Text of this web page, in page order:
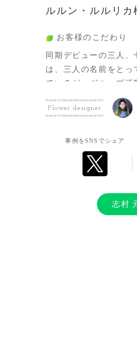
ルルン・ルルリ
お客様のこだわり
同期デビューの三人
は、三人の名前をと
ているが、グループ活
期デビューというそ
がよく、集まるといつ
をとにかくお祝いし
人のつながりがわか
うことには敢えてせ
ラッピングで統一感
良かった。期待以上の
Flower designer
事例をSNSでシェア
志村